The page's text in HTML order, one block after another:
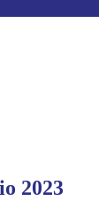
2023